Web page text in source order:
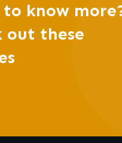
know
out these